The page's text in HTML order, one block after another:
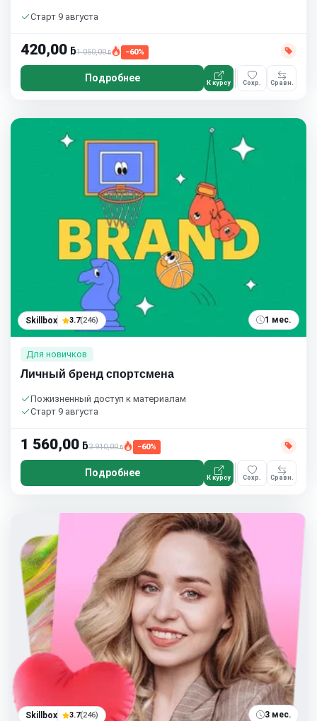
Старт 9 августа
420,00 ƃ1 050,00ƃ −60%
Подробнее К курсу Сохр. Сравн.
Skillbox 3.7(246) 1 мес.
Для новичков
Личный бренд спортсмена
Пожизненный доступ к материалам
Старт 9 августа
1 560,00 ƃ3 910,00ƃ −60%
Подробнее К курсу Сохр. Сравн.
Skillbox 3.7(246) 3 мес.